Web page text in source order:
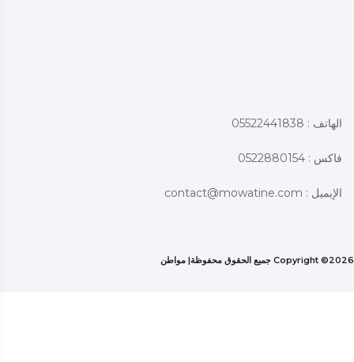
الهاتف : 05522441838
فاكس : 0522880154
الإيميل : contact@mowatine.com
Copyright ©2026 جميع الحقوق محفوظة| مواطن